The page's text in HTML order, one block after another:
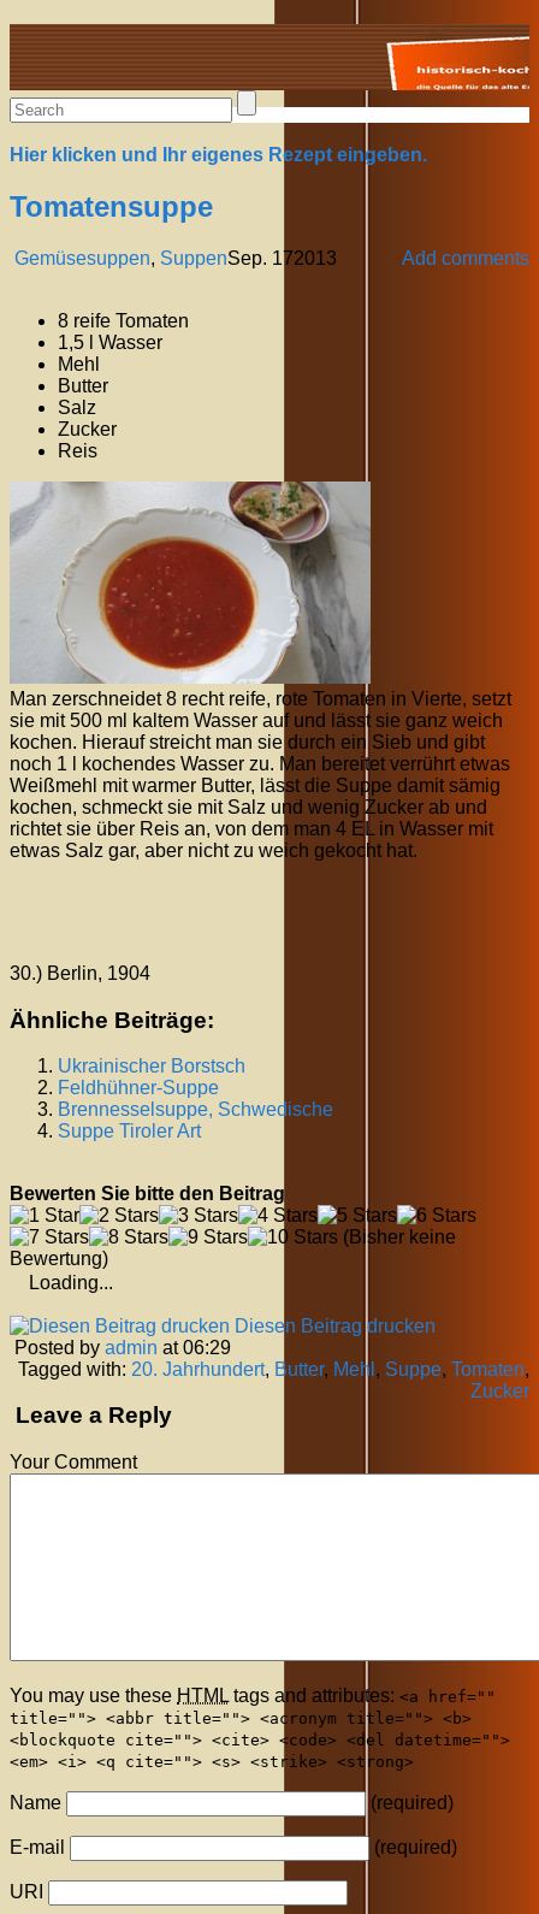
Alte Rezepte online
Hier klicken und Ihr eigenes Rezept eingeben.
Tomatensuppe
Gemüsesuppen, Suppen Add comments
Sep. 172013
8 reife Tomaten
1,5 l Wasser
Mehl
Butter
Salz
Zucker
Reis
Man zerschneidet 8 recht reife, rote Tomaten in Vierte, setzt
sie mit 500 ml kaltem Wasser auf und lässt sie ganz weich
kochen. Hierauf streicht man sie durch ein Sieb und gibt
noch 1 l kochendes Wasser zu. Man bereitet verrührt etwas
Weißmehl mit warmer Butter, lässt die Suppe damit sämig
kochen, schmeckt sie mit Salz und wenig Zucker ab und
richtet sie über Reis an, von dem man 4 EL in Wasser mit
etwas Salz gar, aber nicht zu weich gekocht hat.
30.) Berlin, 1904
Ähnliche Beiträge:
Ukrainischer Borstsch
Feldhühner-Suppe
Brennesselsuppe, Schwedische
Suppe Tiroler Art
Bewerten Sie bitte den Beitrag
(Bisher keine
Bewertung)
Loading...
Diesen Beitrag drucken
Posted by admin at 06:29
Tagged with: 20. Jahrhundert, Butter, Mehl , Suppe, Tomaten,
Zucker
Leave a Reply
Your Comment
You may use these HTML tags and attributes: <a href=""
title=""> <abbr title=""> <acronym title=""> <b>
<blockquote cite=""> <cite> <code> <del datetime="">
<em> <i> <q cite=""> <s> <strike> <strong>
Name (required)
E-mail (required)
URI